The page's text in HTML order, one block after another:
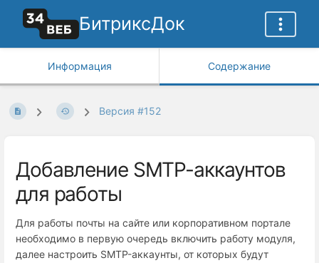
БитриксДок
Информация Содержание
Версия #152
Добавление SMTP-аккаунтов
для работы
Для работы почты на сайте или корпоративном портале
необходимо в первую очередь включить работу модуля,
далее настроить SMTP-аккаунты, от которых будут